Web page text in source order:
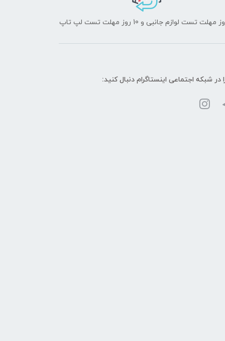
در شبکه‌ اجتماعی اینستاگرام دنبال کنید: